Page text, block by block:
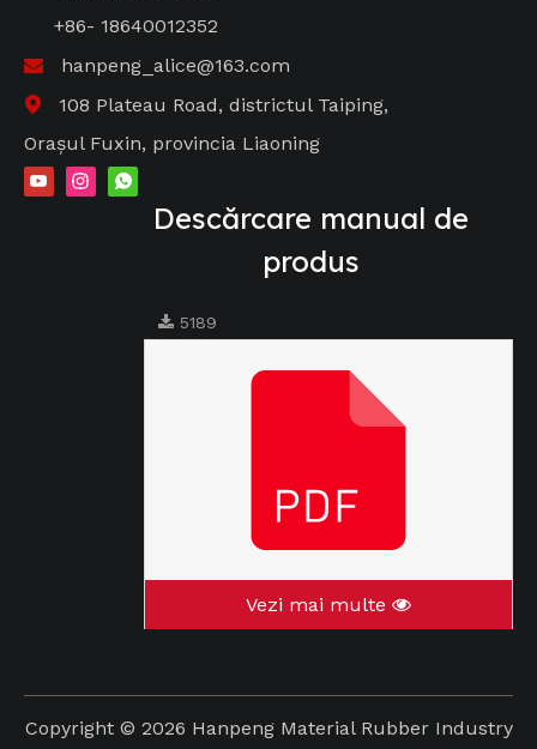
+86- 18640012352
 hanpeng_alice@163.com

108 Plateau Road, districtul Taiping,
Orașul Fuxin, provincia Liaoning
Descărcare manual de
produs
5189
Vezi mai multe
Copyright © 2026 Hanpeng Material Rubber Industry